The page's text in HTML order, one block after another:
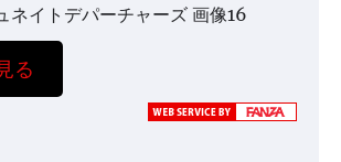
ネイトデパーチャーズ 画像16
る